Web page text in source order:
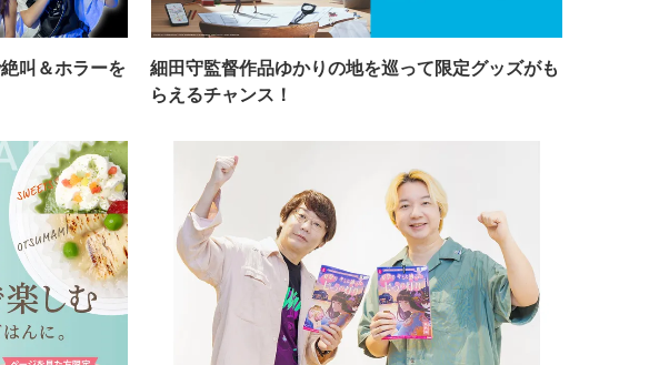
叫＆ホラーを
細田守監督作品ゆかりの地を巡って限定グッズがも
らえるチャンス！